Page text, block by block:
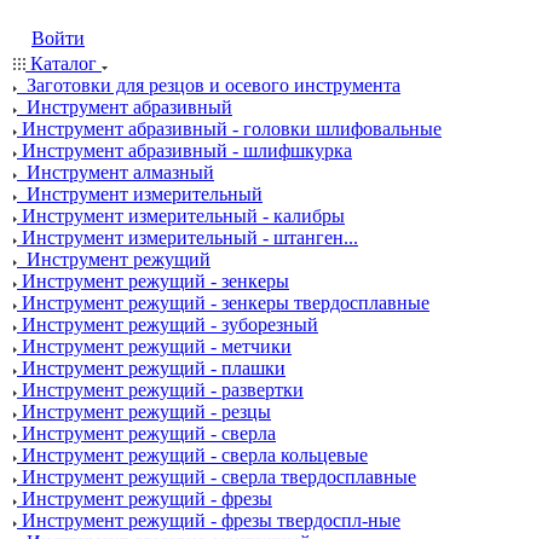
Войти
Каталог
Заготовки для резцов и осевого инструмента
Инструмент абразивный
Инструмент абразивный - головки шлифовальные
Инструмент абразивный - шлифшкурка
Инструмент алмазный
Инструмент измерительный
Инструмент измерительный - калибры
Инструмент измерительный - штанген...
Инструмент режущий
Инструмент режущий - зенкеры
Инструмент режущий - зенкеры твердосплавные
Инструмент режущий - зуборезный
Инструмент режущий - метчики
Инструмент режущий - плашки
Инструмент режущий - развертки
Инструмент режущий - резцы
Инструмент режущий - сверла
Инструмент режущий - сверла кольцевые
Инструмент режущий - сверла твердосплавные
Инструмент режущий - фрезы
Инструмент режущий - фрезы твердоспл-ные